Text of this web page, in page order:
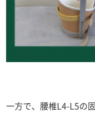
一方で、腰椎L4-L5の